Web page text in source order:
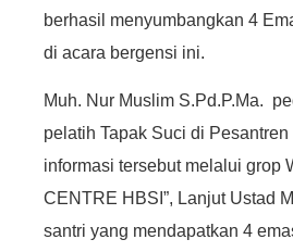
berhasil menyumbangkan 4
di acara bergensi ini.
Muh. Nur Muslim S.Pd.P.Ma.
pelatih Tapak Suci di
informasi tersebut melalui grop
CENTRE HBSI”, Lanjut Ustad
santri yang mendapatkan 4